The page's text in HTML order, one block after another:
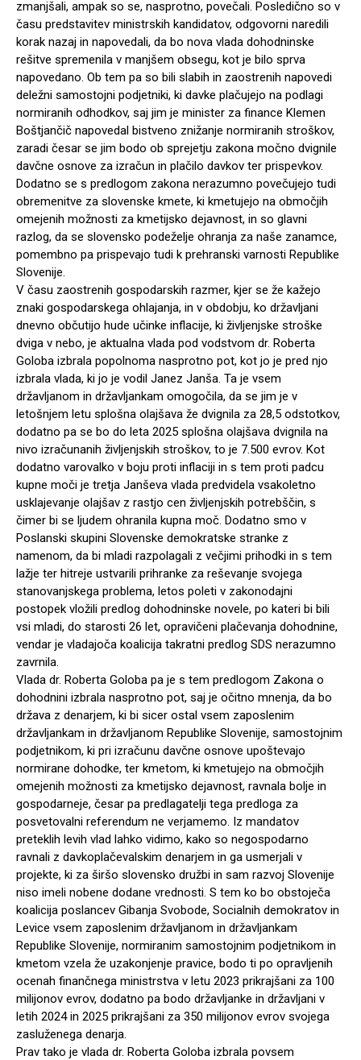
zmanjšali, ampak so se, nasprotno, povečali. Posledično so v
času predstavitev ministrskih kandidatov, odgovorni naredili
korak nazaj in napovedali, da bo nova vlada dohodninske
rešitve spremenila v manjšem obsegu, kot je bilo sprva
napovedano. Ob tem pa so bili slabih in zaostrenih napovedi
deležni samostojni podjetniki, ki davke plačujejo na podlagi
normiranih odhodkov, saj jim je minister za finance Klemen
Boštjančič napovedal bistveno znižanje normiranih stroškov,
zaradi česar se jim bodo ob sprejetju zakona močno dvignile
davčne osnove za izračun in plačilo davkov ter prispevkov.
Dodatno se s predlogom zakona nerazumno povečujejo tudi
obremenitve za slovenske kmete, ki kmetujejo na območjih
omejenih možnosti za kmetijsko dejavnost, in so glavni
razlog, da se slovensko podeželje ohranja za naše zanamce,
pomembno pa prispevajo tudi k prehranski varnosti Republike
Slovenije.
V času zaostrenih gospodarskih razmer, kjer se že kažejo
znaki gospodarskega ohlajanja, in v obdobju, ko državljani
dnevno občutijo hude učinke inflacije, ki življenjske stroške
dviga v nebo, je aktualna vlada pod vodstvom dr. Roberta
Goloba izbrala popolnoma nasprotno pot, kot jo je pred njo
izbrala vlada, ki jo je vodil Janez Janša. Ta je vsem
državljanom in državljankam omogočila, da se jim je v
letošnjem letu splošna olajšava že dvignila za 28,5 odstotkov,
dodatno pa se bo do leta 2025 splošna olajšava dvignila na
nivo izračunanih življenjskih stroškov, to je 7.500 evrov. Kot
dodatno varovalko v boju proti inflaciji in s tem proti padcu
kupne moči je tretja Janševa vlada predvidela vsakoletno
usklajevanje olajšav z rastjo cen življenjskih potrebščin, s
čimer bi se ljudem ohranila kupna moč. Dodatno smo v
Poslanski skupini Slovenske demokratske stranke z
namenom, da bi mladi razpolagali z večjimi prihodki in s tem
lažje ter hitreje ustvarili prihranke za reševanje svojega
stanovanjskega problema, letos poleti v zakonodajni
postopek vložili predlog dohodninske novele, po kateri bi bili
vsi mladi, do starosti 26 let, opravičeni plačevanja dohodnine,
vendar je vladajoča koalicija takratni predlog SDS nerazumno
zavrnila.
Vlada dr. Roberta Goloba pa je s tem predlogom Zakona o
dohodnini izbrala nasprotno pot, saj je očitno mnenja, da bo
država z denarjem, ki bi sicer ostal vsem zaposlenim
državljankam in državljanom Republike Slovenije, samostojnim
podjetnikom, ki pri izračunu davčne osnove upoštevajo
normirane dohodke, ter kmetom, ki kmetujejo na območjih
omejenih možnosti za kmetijsko dejavnost, ravnala bolje in
gospodarneje, česar pa predlagatelji tega predloga za
posvetovalni referendum ne verjamemo. Iz mandatov
preteklih levih vlad lahko vidimo, kako so negospodarno
ravnali z davkoplačevalskim denarjem in ga usmerjali v
projekte, ki za širšo slovensko družbi in sam razvoj Slovenije
niso imeli nobene dodane vrednosti. S tem ko bo obstoječa
koalicija poslancev Gibanja Svobode, Socialnih demokratov in
Levice vsem zaposlenim državljanom in državljankam
Republike Slovenije, normiranim samostojnim podjetnikom in
kmetom vzela že uzakonjenje pravice, bodo ti po opravljenih
ocenah finančnega ministrstva v letu 2023 prikrajšani za 100
milijonov evrov, dodatno pa bodo državljanke in državljani v
letih 2024 in 2025 prikrajšani za 350 milijonov evrov svojega
zasluženega denarja.
Prav tako je vlada dr. Roberta Goloba izbrala povsem